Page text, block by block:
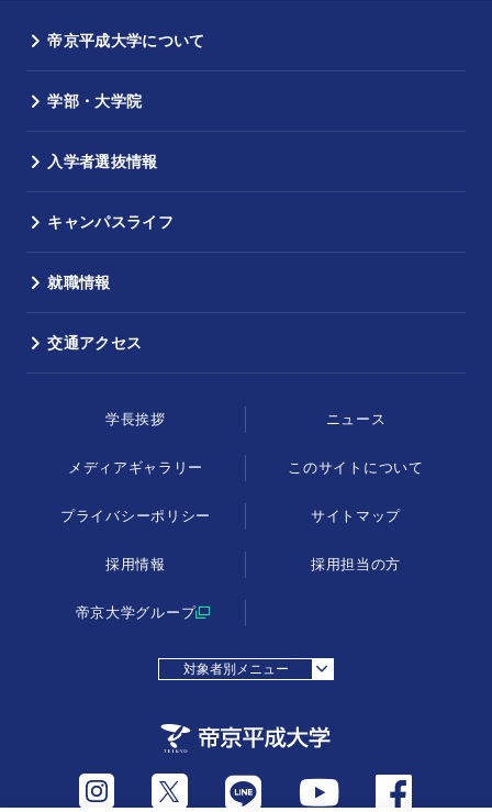
帝京平成大学について
学部・大学院
入学者選抜情報
キャンパスライフ
就職情報
交通アクセス
学長挨拶 ニュース
メディアギャラリー このサイトについて
プライバシーポリシー サイトマップ
採用情報 採用担当の方
帝京大学グループ
対象者別メニュー
採用担当の方
父母等の方
卒業生の方
InstagramTwitter LINE Youtube Facebook